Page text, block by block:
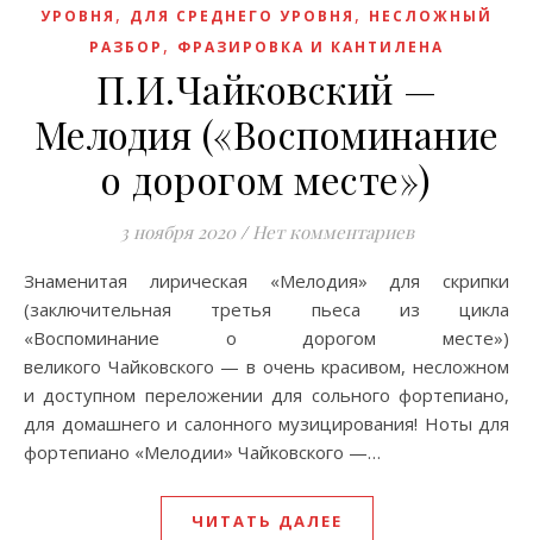
УРОВНЯ , ДЛЯ СРЕДНЕГО УРОВНЯ , НЕСЛОЖНЫЙ
РАЗБОР , ФРАЗИРОВКА И КАНТИЛЕНА
П.И.Чайковский —
Мелодия («Воспоминание
о дорогом месте»)
3 ноября 2020 / Нет комментариев
Знаменитая лирическая «Мелодия» для скрипки
(заключительная третья пьеса из цикла
«Воспоминание о дорогом месте»)
великого Чайковского — в очень красивом, несложном
и доступном переложении для сольного фортепиано,
для домашнего и салонного музицирования! Ноты для
фортепиано «Мелодии» Чайковского —…
ЧИТАТЬ ДАЛЕЕ